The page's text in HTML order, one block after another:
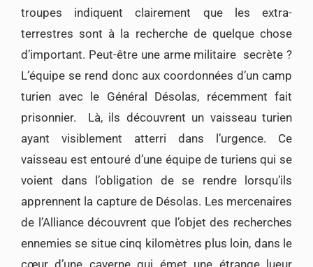
troupes indiquent clairement que les extra-
terrestres sont à la recherche de quelque chose
d’important. Peut-être une arme militaire secrète ?
L’équipe se rend donc aux coordonnées d’un camp
turien avec le Général Désolas, récemment fait
prisonnier. Là, ils découvrent un vaisseau turien
ayant visiblement atterri dans l’urgence. Ce
vaisseau est entouré d’une équipe de turiens qui se
voient dans l’obligation de se rendre lorsqu’ils
apprennent la capture de Désolas. Les mercenaires
de l’Alliance découvrent que l’objet des recherches
ennemies se situe cinq kilomètres plus loin, dans le
cœur d’une caverne qui émet une étrange lueur